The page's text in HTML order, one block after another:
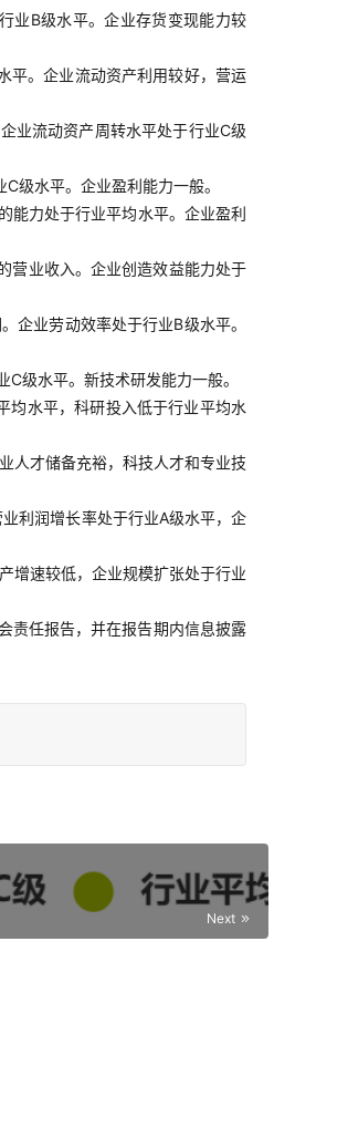
业B级水平。企业存货变现能力较
平。企业流动资产利用较好，营运
业流动资产周转水平处于行业C级
级水平。企业盈利能力一般。
能力处于行业平均水平。企业盈利
营业收入。企业创造效益能力处于
企业劳动效率处于行业B级水平。
级水平。新技术研发能力一般。
均水平，科研投入低于行业平均水
人才储备充裕，科技人才和专业技
利润增长率处于行业A级水平，企
增速较低，企业规模扩张处于行业
责任报告，并在报告期内信息披露
Next